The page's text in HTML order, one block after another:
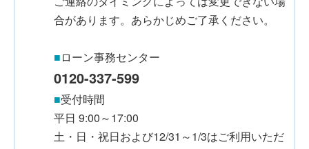
合があります。あらかじめご了承ください。
■ローン事務センター
0120-337-599
■受付時間
平日 9:00～17:00
土・日・祝日および12/31～1/3はご利用いただ